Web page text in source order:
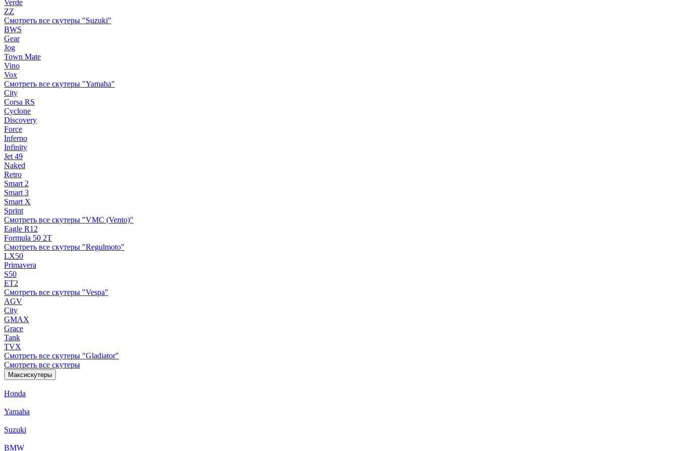
Verde
ZZ
Смотреть все скутеры "Suzuki"
BWS
Gear
Jog
Town Mate
Vino
Vox
Смотреть все скутеры "Yamaha"
City
Corsa RS
Cyclone
Discovery
Force
Inferno
Infinity
Jet 49
Naked
Retro
Smart 2
Smart 3
Smart X
Sprint
Смотреть все скутеры "VMC (Vento)"
Eagle R12
Formula 50 2Т
Смотреть все скутеры "Regulmoto"
LX50
Primavera
S50
ET2
Смотреть все скутеры "Vespa"
AGV
City
GMAX
Grace
Tank
TVX
Смотреть все скутеры "Gladiator"
Смотреть все скутеры
Максискутеры
Honda
Yamaha
Suzuki
BMW